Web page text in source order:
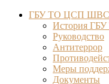
ГБУ ТО ЦСП
История
Руководство
Антитеррор
Меры
Документы